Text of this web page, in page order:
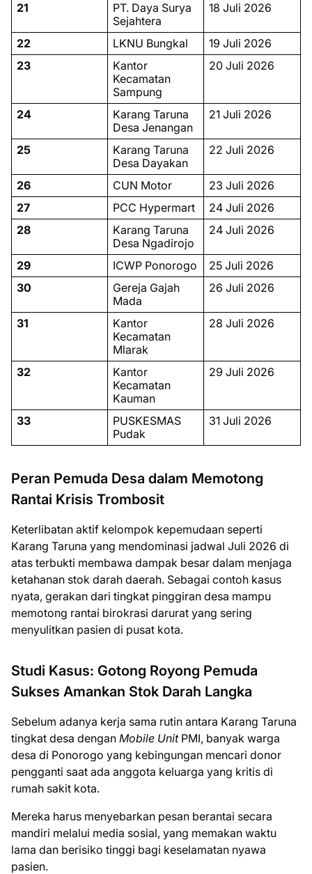
21
PT. Daya Surya
Sejahtera
18 Juli 2026
22 LKNU Bungkal
19 Juli 2026
23
Kantor
Kecamatan
Sampung
20 Juli 2026
24
Karang Taruna
Desa Jenangan
21 Juli 2026
25
Karang Taruna
Desa Dayakan
22 Juli 2026
26 CUN Motor
23 Juli 2026
27
PCC Hypermart
24 Juli 2026
28
Karang Taruna
Desa Ngadirojo
24 Juli 2026
29 ICWP Ponorogo
25 Juli 2026
30
Gereja Gajah
Mada
26 Juli 2026
31
Kantor
Kecamatan
Mlarak
28 Juli 2026
32
Kantor
Kecamatan
Kauman
29 Juli 2026
33
PUSKESMAS
Pudak
31 Juli 2026
Peran Pemuda Desa dalam Memotong
Rantai Krisis Trombosit
Keterlibatan aktif kelompok kepemudaan seperti
Karang Taruna yang mendominasi jadwal Juli 2026 di
atas terbukti membawa dampak besar dalam menjaga
ketahanan stok darah daerah. Sebagai contoh kasus
nyata, gerakan dari tingkat pinggiran desa mampu
memotong rantai birokrasi darurat yang sering
menyulitkan pasien di pusat kota.
Studi Kasus: Gotong Royong Pemuda
Sukses Amankan Stok Darah Langka
Sebelum adanya kerja sama rutin antara Karang Taruna
tingkat desa dengan Mobile UnitPMI, banyak warga
desa di Ponorogo yang kebingungan mencari donor
pengganti saat ada anggota keluarga yang kritis di
rumah sakit kota.
Mereka harus menyebarkan pesan berantai secara
mandiri melalui media sosial, yang memakan waktu
lama dan berisiko tinggi bagi keselamatan nyawa
pasien.